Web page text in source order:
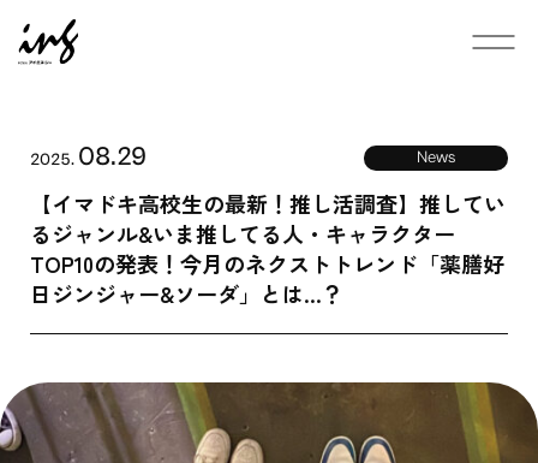
Service
Works
Download
Blogs
2025. 08.29 News
【イマドキ高校生の最新！推し活調査】推してい
るジャンル&いま推してる人・キャラクター
TOP10の発表！今月のネクストトレンド「薬膳好
日ジンジャー&ソーダ」とは…？